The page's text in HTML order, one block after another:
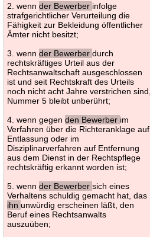
2. wennder Bewerber infolge
strafgerichtlicher Verurteilung die
Fähigkeit zur Bekleidung öffentlicher
Ämter nicht besitzt;
3. wennder Bewerberdurch
rechtskräftiges Urteil aus der
Rechtsanwaltschaft ausgeschlossen
ist und seit Rechtskraft des Urteils
noch nicht acht Jahre verstrichen sind,
Nummer 5 bleibt unberührt;
4. wenn gegenden Bewerber im
Verfahren über die Richteranklage auf
Entlassung oder im
Disziplinarverfahren auf Entfernung
aus dem Dienst in der Rechtspflege
rechtskräftig erkannt worden ist;
5. wennder Bewerbersich eines
Verhaltens schuldig gemacht hat, das
ihnunwürdig erscheinen läßt, den
Beruf eines Rechtsanwalts
auszuüben;